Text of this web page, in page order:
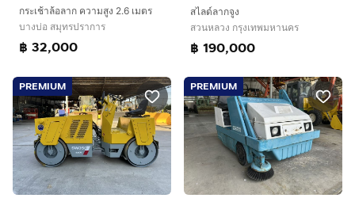
กระเช้าล้อลาก ความสูง 2.6 เมตร
บางบ่อ สมุทรปราการ
฿ 32,000
สไลด์ลากจูง
สวนหลวง กรุงเทพมหานคร
฿ 190,000
PREMIUM PREMIUM